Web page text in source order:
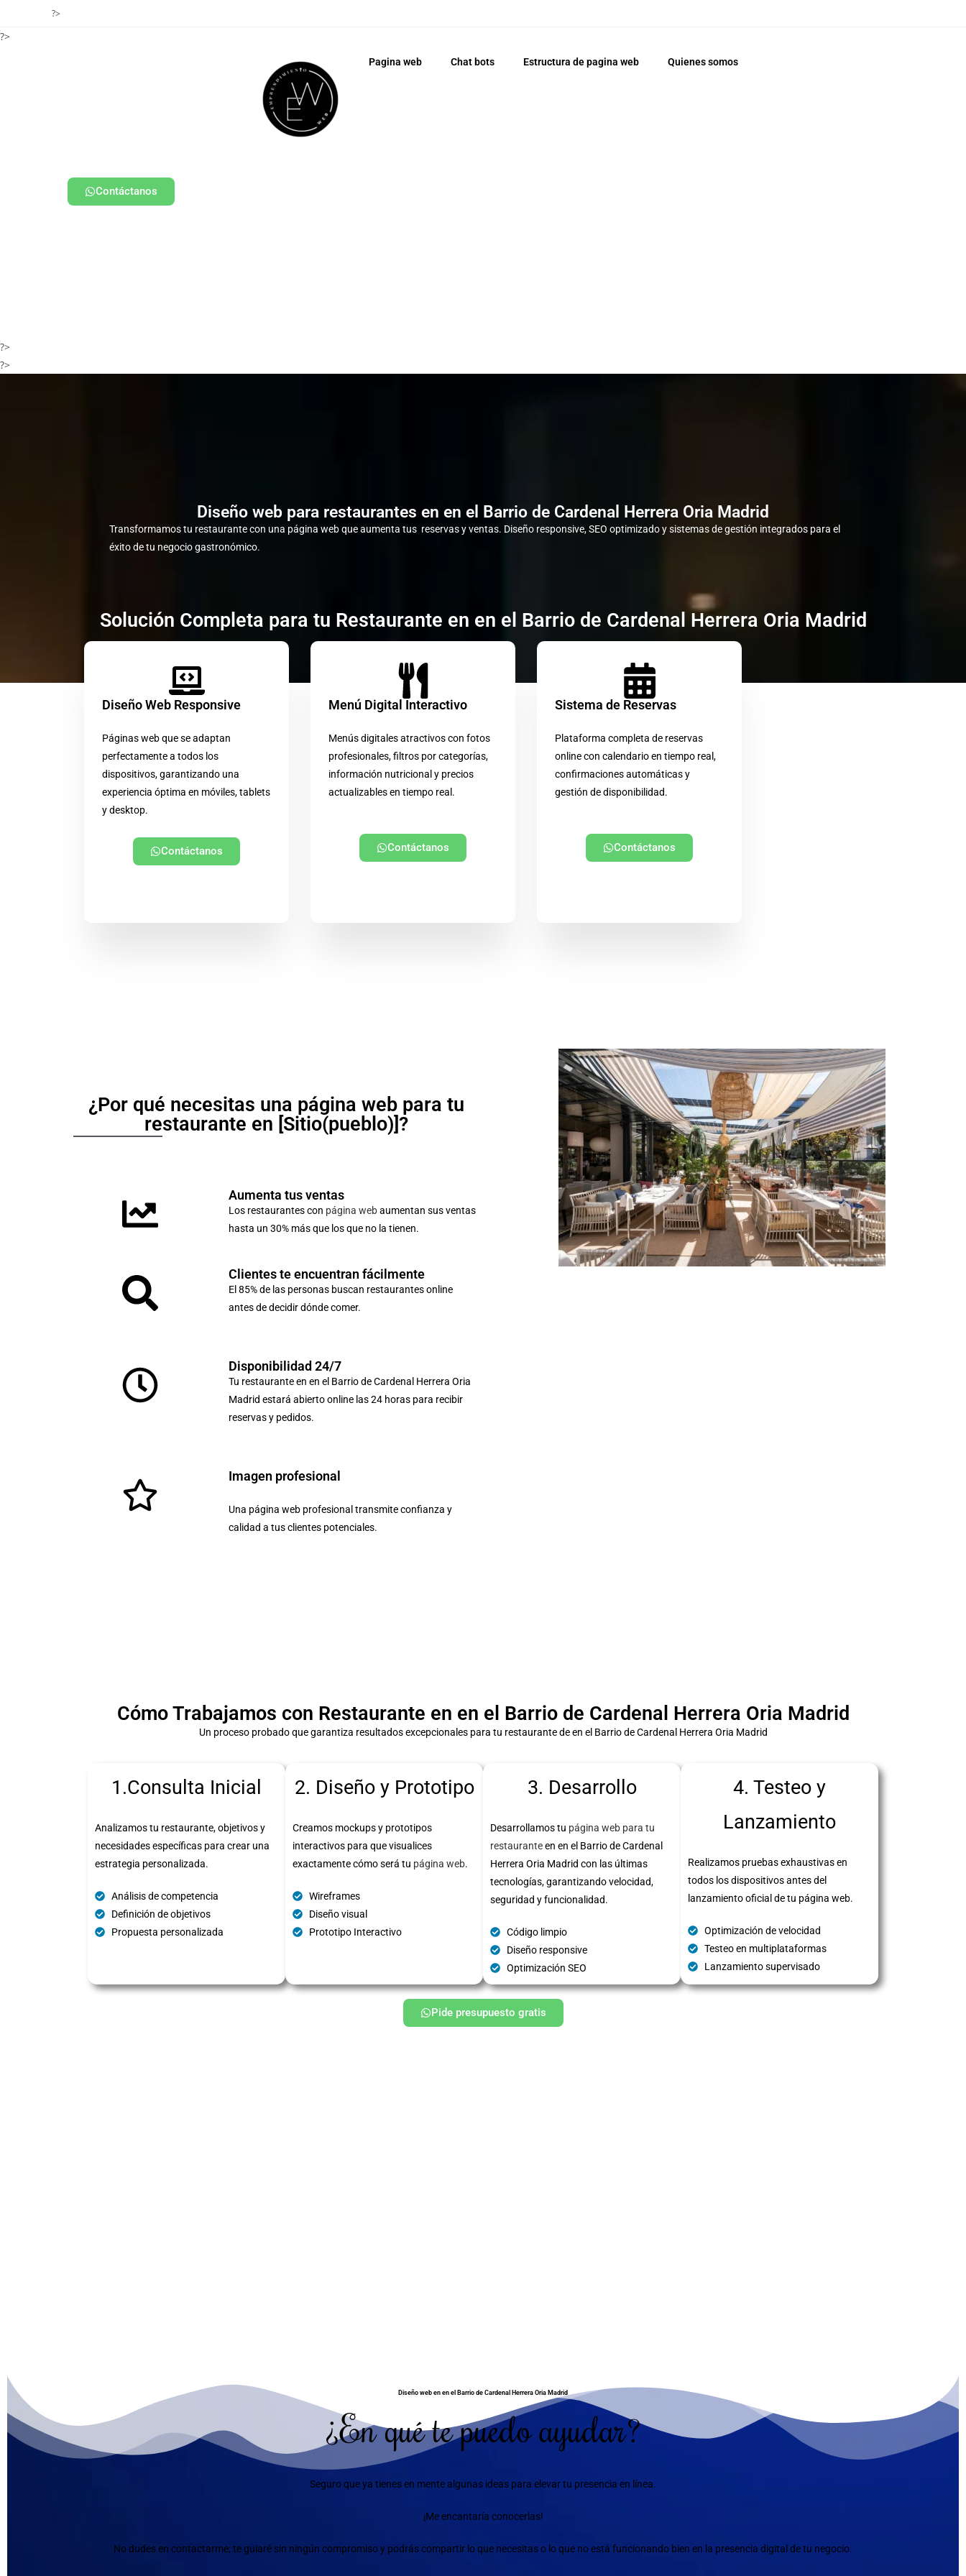
?>
?>
Contáctanos
Pagina web Chat bots Estructura de pagina web Quienes somos
?>
?>
Diseño web para restaurantes en en el Barrio de Cardenal Herrera Oria Madrid
Transformamos tu restaurante con una página web que aumenta tus reservas y ventas. Diseño responsive, SEO optimizado y sistemas de gestión integrados para el
éxito de tu negocio gastronómico.
Solución Completa para tu Restaurante en en el Barrio de Cardenal Herrera Oria Madrid
Diseño Web Responsive
Páginas web que se adaptan
perfectamente a todos los
dispositivos, garantizando una
experiencia óptima en móviles, tablets
y desktop.
Contáctanos
Menú Digital Interactivo
Menús digitales atractivos con fotos
profesionales, filtros por categorías,
información nutricional y precios
actualizables en tiempo real.
Contáctanos
Sistema de Reservas
Plataforma completa de reservas
online con calendario en tiempo real,
confirmaciones automáticas y
gestión de disponibilidad.
Contáctanos
¿Por qué necesitas una página web para tu
restaurante en [Sitio(pueblo)]?
Aumenta tus ventas
Los restaurantes con página webaumentan sus ventas
hasta un 30% más que los que no la tienen.
Clientes te encuentran fácilmente
El 85% de las personas buscan restaurantes online
antes de decidir dónde comer.
Disponibilidad 24/7
Tu restaurante en en el Barrio de Cardenal Herrera Oria
Madrid estará abierto online las 24 horas para recibir
reservas y pedidos.
Imagen profesional
Una página web profesional transmite confianza y
calidad a tus clientes potenciales.
Cómo Trabajamos con Restaurante en en el Barrio de Cardenal Herrera Oria Madrid
Un proceso probado que garantiza resultados excepcionales para tu restaurante de en el Barrio de Cardenal Herrera Oria Madrid
1.Consulta Inicial
Analizamos tu restaurante, objetivos y
necesidades específicas para crear una
estrategia personalizada.
Análisis de competencia
Definición de objetivos
Propuesta personalizada
2. Diseño y Prototipo
Creamos mockups y prototipos
interactivos para que visualices
exactamente cómo será tu página web.
Wireframes
Diseño visual
Prototipo Interactivo
3. Desarrollo
Desarrollamos tu página web para tu
restauranteen en el Barrio de Cardenal
Herrera Oria Madrid con las últimas
tecnologías, garantizando velocidad,
seguridad y funcionalidad.
Código limpio
Diseño responsive
Optimización SEO
4. Testeo y
Lanzamiento
Realizamos pruebas exhaustivas en
todos los dispositivos antes del
lanzamiento oficial de tu página web.
Optimización de velocidad
Testeo en multiplataformas
Lanzamiento supervisado
Pide presupuesto gratis
Diseño web en en el Barrio de Cardenal Herrera Oria Madrid
¿En qué te puedo ayudar?
Seguro que ya tienes en mente algunas ideas para elevar tu presencia en línea.
¡Me encantaría conocerlas!
No dudes en contactarme; te guiaré sin ningún compromiso y podrás compartir lo que necesitas o lo que no está funcionando bien en la presencia digital de tu negocio.